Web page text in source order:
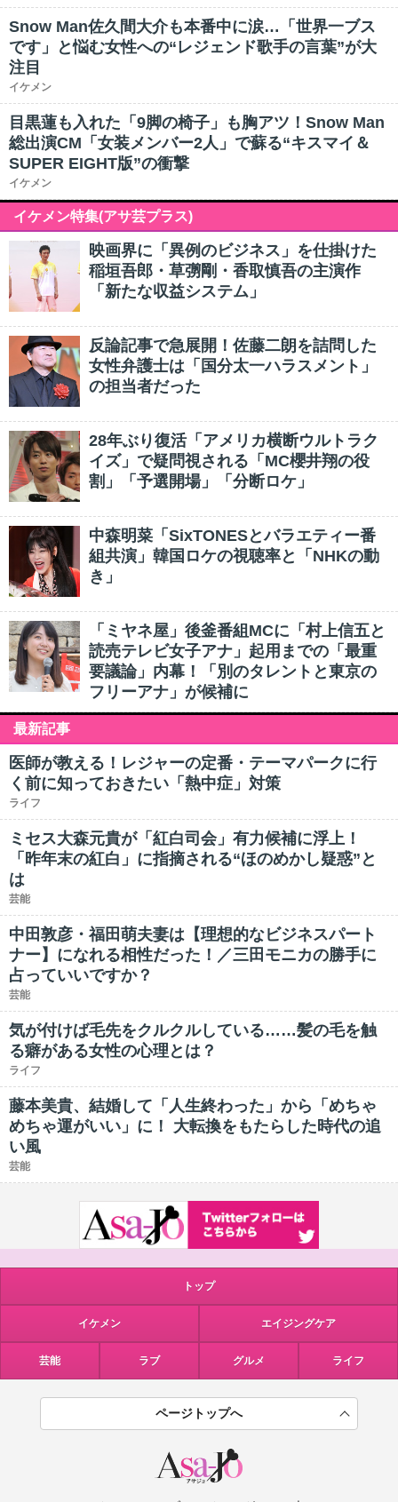
Snow Man佐久間大介も本番中に涙…「世界一ブス
です」と悩む女性への“レジェンド歌手の言葉”が大
注目
イケメン
目黒蓮も入れた「9脚の椅子」も胸アツ！Snow Man
総出演CM「女装メンバー2人」で蘇る“キスマイ＆
SUPER EIGHT版”の衝撃
イケメン
イケメン特集(アサ芸プラス)
映画界に「異例のビジネス」を仕掛けた
稲垣吾郎・草彅剛・香取慎吾の主演作
「新たな収益システム」
反論記事で急展開！佐藤二朗を詰問した
女性弁護士は「国分太一ハラスメント」
の担当者だった
28年ぶり復活「アメリカ横断ウルトラク
イズ」で疑問視される「MC櫻井翔の役
割」「予選開場」「分断ロケ」
中森明菜「SixTONESとバラエティー番
組共演」韓国ロケの視聴率と「NHKの動
き」
「ミヤネ屋」後釜番組MCに「村上信五と
読売テレビ女子アナ」起用までの「最重
要議論」内幕！「別のタレントと東京の
フリーアナ」が候補に
最新記事
医師が教える！レジャーの定番・テーマパークに行
く前に知っておきたい「熱中症」対策
ライフ
ミセス大森元貴が「紅白司会」有力候補に浮上！
「昨年末の紅白」に指摘される“ほのめかし疑惑”と
は
芸能
中田敦彦・福田萌夫妻は【理想的なビジネスパート
ナー】になれる相性だった！／三田モニカの勝手に
占っていいですか？
芸能
気が付けば毛先をクルクルしている……髪の毛を触
る癖がある女性の心理とは？
ライフ
藤本美貴、結婚して「人生終わった」から「めちゃ
めちゃ運がいい」に！ 大転換をもたらした時代の追
い風
芸能
トップ
イケメン エイジングケア
芸能 ラブ グルメ ライフ
ページトップへ